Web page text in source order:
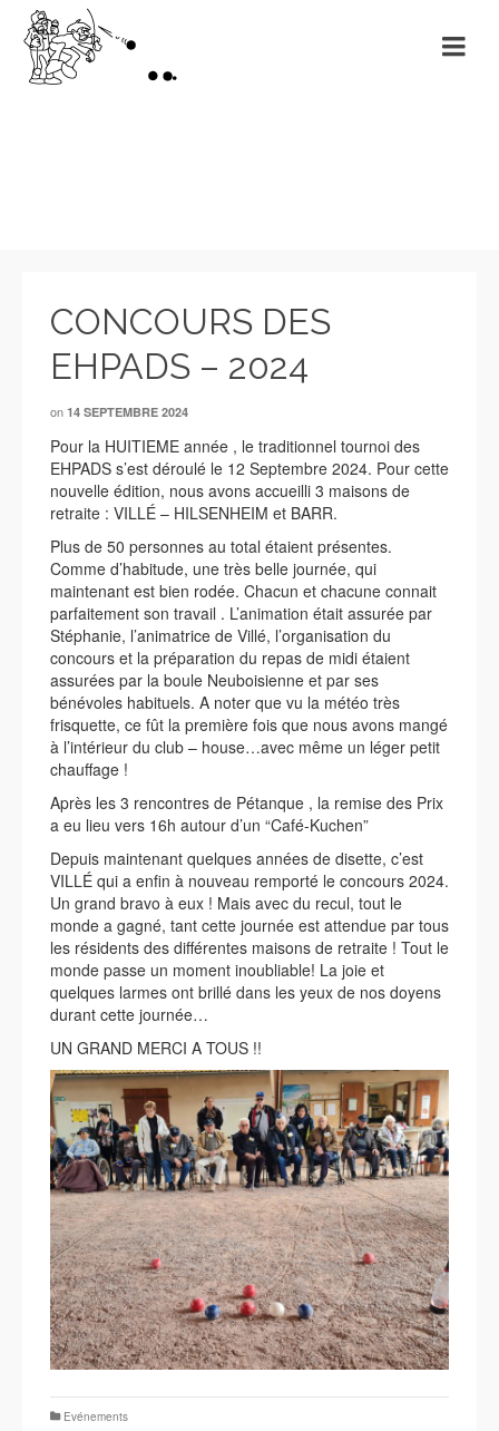
CONCOURS DES
EHPADS – 2024
on 14 SEPTEMBRE 2024
Pour la HUITIEME année , le traditionnel tournoi des
EHPADS s’est déroulé le 12 Septembre 2024. Pour cette
nouvelle édition, nous avons accueilli 3 maisons de
retraite : VILLÉ – HILSENHEIM et BARR.
Plus de 50 personnes au total étaient présentes.
Comme d’habitude, une très belle journée, qui
maintenant est bien rodée. Chacun et chacune connait
parfaitement son travail . L’animation était assurée par
Stéphanie, l’animatrice de Villé, l’organisation du
concours et la préparation du repas de midi étaient
assurées par la boule Neuboisienne et par ses
bénévoles habituels. A noter que vu la météo très
frisquette, ce fût la première fois que nous avons mangé
à l’intérieur du club – house…avec même un léger petit
chauffage !
Après les 3 rencontres de Pétanque , la remise des Prix
a eu lieu vers 16h autour d’un “Café-Kuchen”
Depuis maintenant quelques années de disette, c’est
VILLÉ qui a enfin à nouveau remporté le concours 2024.
Un grand bravo à eux ! Mais avec du recul, tout le
monde a gagné, tant cette journée est attendue par tous
les résidents des différentes maisons de retraite ! Tout le
monde passe un moment inoubliable! La joie et
quelques larmes ont brillé dans les yeux de nos doyens
durant cette journée…
UN GRAND MERCI A TOUS !!
Evénements